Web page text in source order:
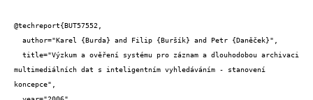
@techreport{BUT57552,
multimediálních dat s inteligentním vyhledáváním - stanovení
koncepce",